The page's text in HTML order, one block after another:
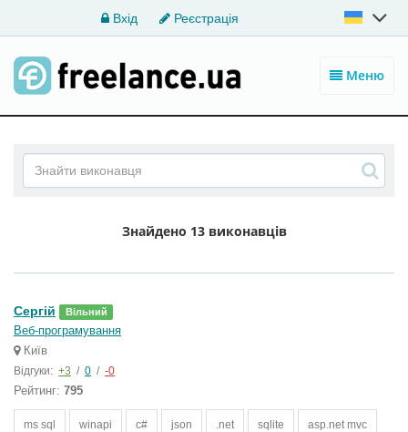
Вхід Реєстрація
Меню
Знайдено 13 виконавців
Cергій Вільний
Веб-програмування
Київ
Відгуки: +3 / 0 / -0
Рейтинг: 795
ms sql winapi c# json .net sqlite asp.net mvc